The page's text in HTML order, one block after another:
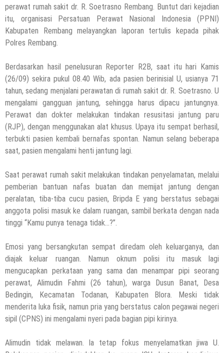
perawat rumah sakit dr. R. Soetrasno Rembang. Buntut dari kejadian
itu, organisasi Persatuan Perawat Nasional Indonesia (PPNI)
Kabupaten Rembang melayangkan laporan tertulis kepada pihak
Polres Rembang.
Berdasarkan hasil penelusuran Reporter R2B, saat itu hari Kamis
(26/09) sekira pukul 08.40 Wib, ada pasien berinisial U, usianya 71
tahun, sedang menjalani perawatan di rumah sakit dr. R. Soetrasno. U
mengalami gangguan jantung, sehingga harus dipacu jantungnya.
Perawat dan dokter melakukan tindakan resusitasi jantung paru
(RJP), dengan menggunakan alat khusus. Upaya itu sempat berhasil,
terbukti pasien kembali bernafas spontan. Namun selang beberapa
saat, pasien mengalami henti jantung lagi.
Saat perawat rumah sakit melakukan tindakan penyelamatan, melalui
pemberian bantuan nafas buatan dan memijat jantung dengan
peralatan, tiba-tiba cucu pasien, Bripda E yang berstatus sebagai
anggota polisi masuk ke dalam ruangan, sambil berkata dengan nada
tinggi “Kamu punya tenaga tidak…?”.
Emosi yang bersangkutan sempat diredam oleh keluarganya, dan
diajak keluar ruangan. Namun oknum polisi itu masuk lagi
mengucapkan perkataan yang sama dan menampar pipi seorang
perawat, Alimudin Fahmi (26 tahun), warga Dusun Banat, Desa
Bedingin, Kecamatan Todanan, Kabupaten Blora. Meski tidak
menderita luka fisik, namun pria yang berstatus calon pegawai negeri
sipil (CPNS) ini mengalami nyeri pada bagian pipi kirinya.
Alimudin tidak melawan. Ia tetap fokus menyelamatkan jiwa U.